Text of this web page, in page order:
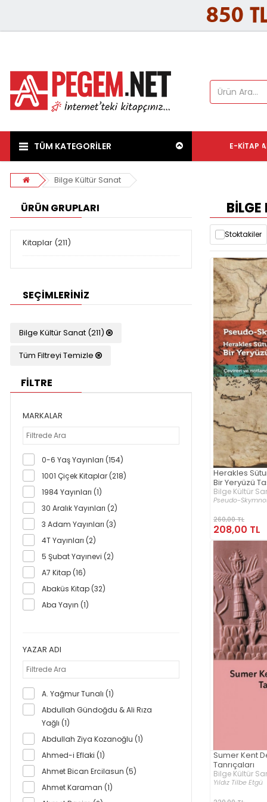
TÜM KATEGORİLER E-KITAP
Bilge Kültür Sanat
ÜRÜN GRUPLARI
Kitaplar (211)
SEÇIMLERINIZ
Bilge Kültür Sanat (211)
Tüm Filtreyi Temizle
FİLTRE
MARKALAR
0-6 Yaş Yayınları (154)
1001 Çiçek Kitaplar (218)
1984 Yayınları (1)
30 Aralık Yayınları (2)
3 Adam Yayınları (3)
4T Yayınları (2)
5 Şubat Yayınevi (2)
A7 Kitap (16)
Abaküs Kitap (32)
Aba Yayın (1)
Abra Kitap (1)
Absam Sağlık Araştırma Merkezi (1)
Acil Yayınları (89)
Açılım Kitap (12)
Ada Yayın (1)
Aden Yayıncılık (1)
Adres Yayınları (11)
AF Yayınları (1)
Aganta (18)
YAZAR ADI
A. Yağmur Tunalı (1)
Abdullah Gündoğdu & Ali Rıza
Yağlı (1)
Abdullah Ziya Kozanoğlu (1)
Ahmed-i Eflaki (1)
Ahmet Bican Ercilasun (5)
Ahmet Karaman (1)
Stoktakiler
Herakles
Bir Yeryüzü
Bilge Kültür
Pseudo-
260,00 TL
208,00 TL
Sumer Kent
Tanrıçaları
Bilge Kültür
Yıldız Tilbe Etgü